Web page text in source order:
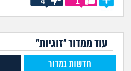
עוד ממדור "זוגיות"
חדשות במדור